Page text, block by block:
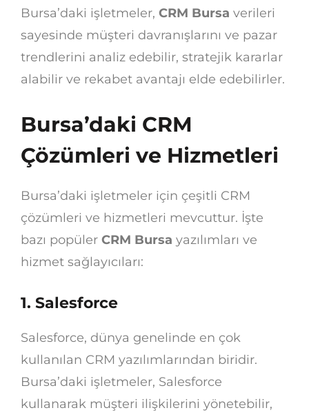
Bursa’daki işletmeler, CRM Bursa verileri
sayesinde müşteri davranışlarını ve pazar
trendlerini analiz edebilir, stratejik kararlar
alabilir ve rekabet avantajı elde edebilirler.
Bursa’daki CRM
Çözümleri ve Hizmetleri
Bursa’daki işletmeler için çeşitli CRM
çözümleri ve hizmetleri mevcuttur. İşte
bazı popüler CRM Bursa yazılımları ve
hizmet sağlayıcıları:
1. Salesforce
Salesforce, dünya genelinde en çok
kullanılan CRM yazılımlarından biridir.
Bursa’daki işletmeler, Salesforce
kullanarak müşteri ilişkilerini yönetebilir,